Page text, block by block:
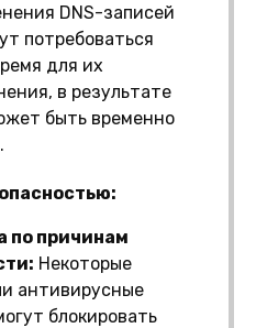
DNS-записей
потребоваться
для их
в результате
быть временно
по причинам
Некоторые
антивирусные
блокировать